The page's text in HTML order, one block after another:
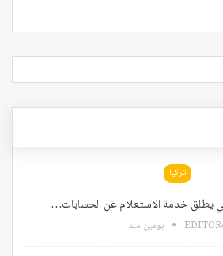
تركيا
يطلق خدمة الاستعلام عن الحسابات…
يومين منذ